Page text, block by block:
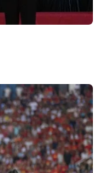
lực,
nay có 100%